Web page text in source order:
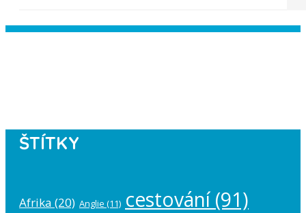
ŠTÍTKY
Afrika (20) Anglie (11) cestování(91)